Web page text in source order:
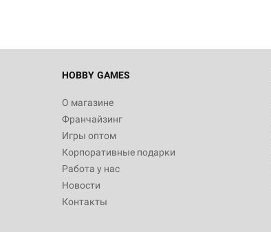
HOBBY GAMES
О магазине
Франчайзинг
Игры оптом
Корпоративные подарки
Работа у нас
Новости
Контакты
Белая смерть
12 990
Настольная игра Hobby World Берсерк.
3 490